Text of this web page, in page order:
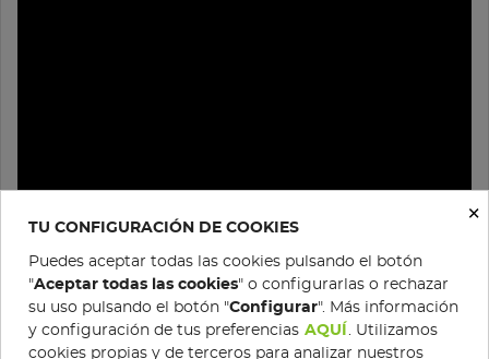
Especificaciones técnicas
: Li-Ion
Tensión: 36V
×
TU CONFIGURACIÓN DE COOKIES
Puedes aceptar todas las cookies pulsando el botón
"Aceptar todas las cookies" o configurarlas o rechazar
su uso pulsando el botón "Configurar". Más información
y configuración de tus preferencias AQUÍ . Utilizamos
cookies propias y de terceros para analizar nuestros